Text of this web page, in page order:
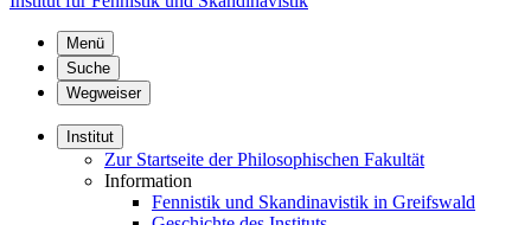
Menü
Suche
Wegweiser
Institut
Zur Startseite der Philosophischen Fakultät
Information
Fennistik und Skandinavistik in Greifswald